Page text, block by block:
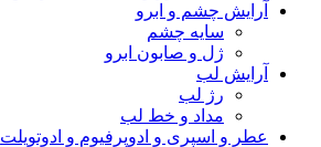
آرایش چشم و ابرو
سایه چشم
ژل و صابون ابرو
آرایش لب
رژ لب
مداد و خط لب
عطر و اسپری و ادوپرفیوم و ادوتویلت